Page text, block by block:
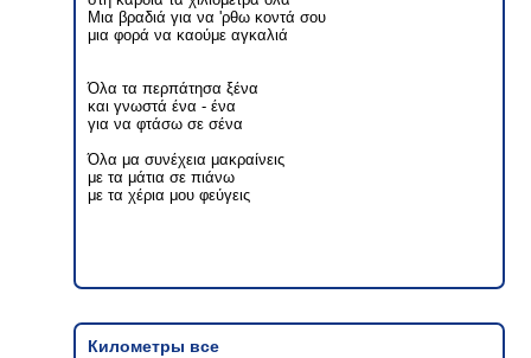
Μια βραδιά για να 'ρθω κοντά σου
μια φορά να καούμε αγκαλιά
Όλα τα περπάτησα ξένα
και γνωστά ένα - ένα
για να φτάσω σε σένα
Όλα μα συνέχεια μακραίνεις
με τα μάτια σε πιάνω
με τα χέρια μου φεύγεις
Километры все